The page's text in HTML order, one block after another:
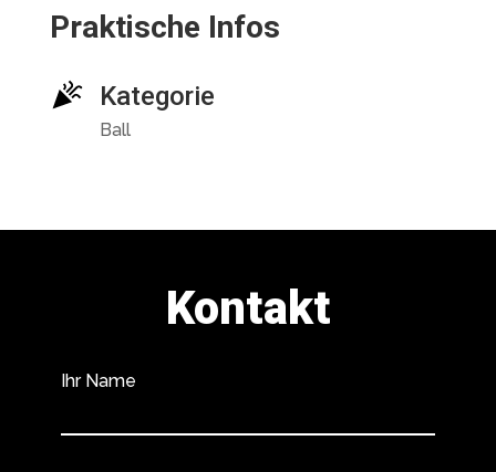
Praktische Infos
Kategorie
Ball
Kontakt
Ihr Name